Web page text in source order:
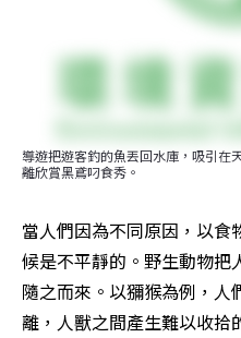
導遊把遊客釣的魚丟回水庫，吸引在
離欣賞黑鳶叼食秀。
當人們因為不同原因，以
候是不平靜的。野生動物把
隨之而來。以獼猴為例，人
離，人獸之間產生難以收拾